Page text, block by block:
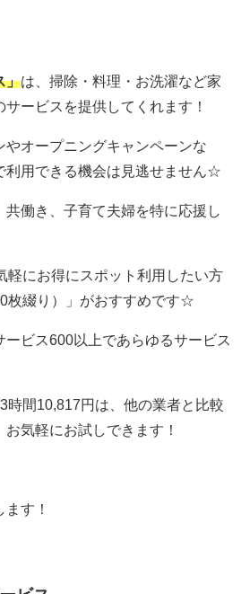
」は、 掃除・料理・お洗濯など家
ービスを提供してくれます！
やオープニングキャンペーンな
利用できる機会は見逃せません☆
共働き、子育て夫婦を特に応援し
軽にお得にスポット利用したい方
枚綴り）」がおすすめです☆
ービス600以上であらゆるサービス
時間10,817円は、他の業者と比較
気軽にお試しできます！
す！